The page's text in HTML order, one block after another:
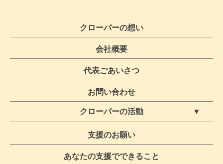
クローバーの想い
会社概要
代表ごあいさつ
お問い合わせ
クローバーの活動
TNR活動
ボランティア募集・保護活動
クローバー活動ブログ
支援のお願い
あなたの支援でできること